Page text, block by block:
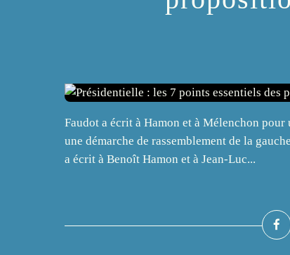
Faudot a écrit à Hamon et à Mélenchon
une démarche de rassemblement de la
a écrit à Benoît Hamon et à Jean-Luc...